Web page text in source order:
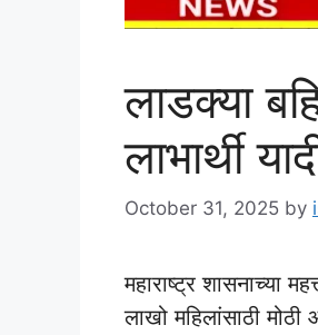
लाडक्या
लाभार्थी
October 31, 2025 by
महाराष्ट्र शासनाच्या
लाखो महिलांसाठी